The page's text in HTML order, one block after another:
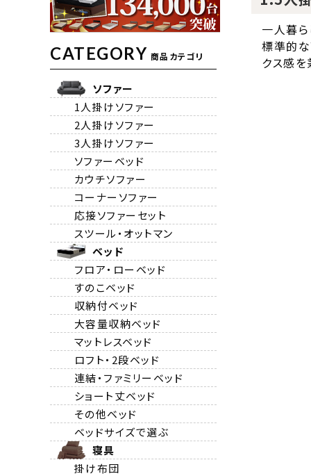
CATEGORY 商品カテゴリ
ソファー
1人掛けソファー
2人掛けソファー
3人掛けソファー
ソファーベッド
カウチソファー
コーナーソファー
応接ソファーセット
スツール・オットマン
ベッド
フロア・ローベッド
すのこベッド
収納付ベッド
大容量収納ベッド
マットレスベッド
ロフト・2段ベッド
連結・ファミリーベッド
ショート丈ベッド
その他ベッド
ベッドサイズで選ぶ
寝具
掛け布団
一人暮ら
標準的な
クス感を